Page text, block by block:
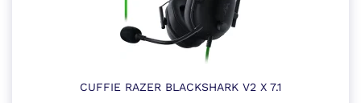
CUFFIE RAZER BLACKSHARK V2 X 7.1